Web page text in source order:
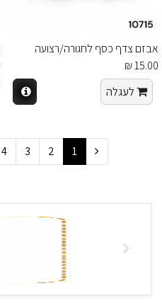
אבזם צדף כסף לחגורה/רצועה
15.00 ₪
לעגלה
1
2
3
4